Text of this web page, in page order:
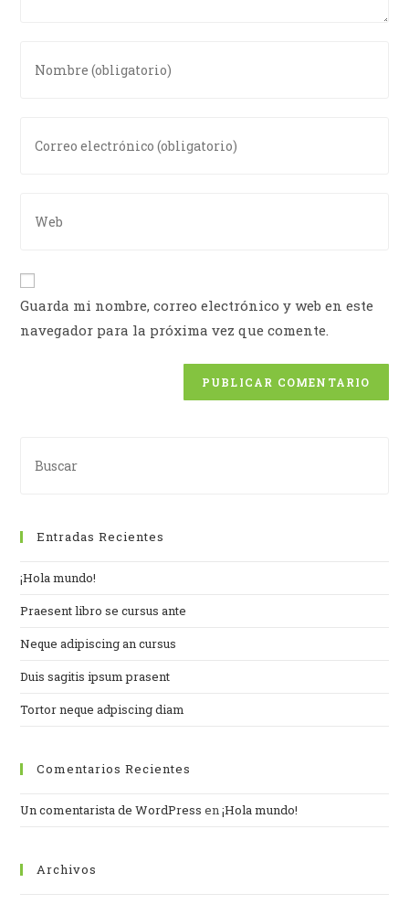
Guarda mi nombre, correo electrónico y web en este
navegador para la próxima vez que comente.
Entradas Recientes
¡Hola mundo!
Praesent libro se cursus ante
Neque adipiscing an cursus
Duis sagitis ipsum prasent
Tortor neque adpiscing diam
Comentarios Recientes
Un comentarista de WordPress en¡Hola mundo!
Archivos